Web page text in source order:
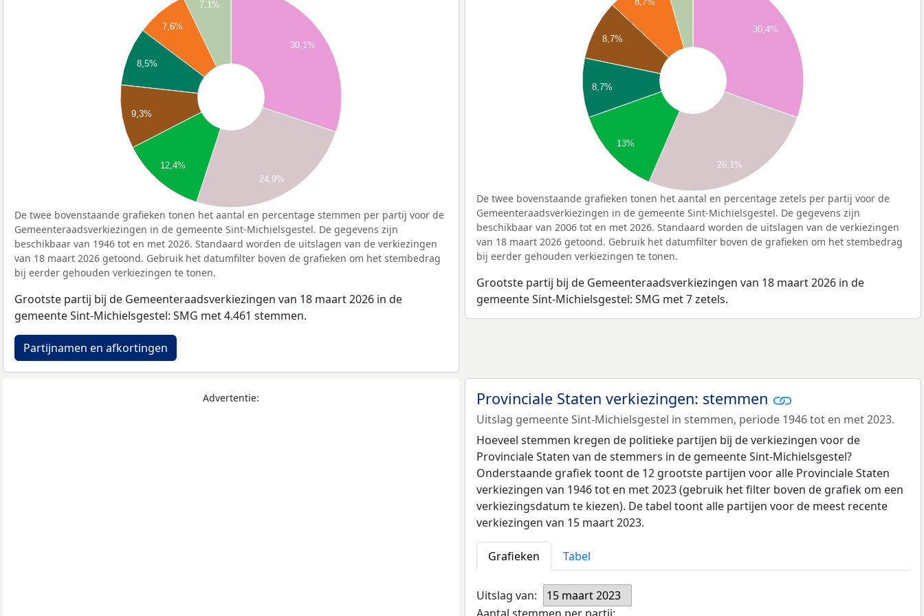
30,1%
7,1%
7,6%
8,5%
9,3%
12,4%
24,9%
De twee bovenstaande grafieken tonen het aantal en percentage stemmen per partij voor de
Gemeenteraadsverkiezingen in de gemeente Sint-Michielsgestel. De gegevens zijn
beschikbaar van 1946 tot en met 2026. Standaard worden de uitslagen van de verkiezingen
van 18 maart 2026 getoond. Gebruik het datumfilter boven de grafieken om het stembedrag
bij eerder gehouden verkiezingen te tonen.
Grootste partij bij de Gemeenteraadsverkiezingen van 18 maart 2026 in de
gemeente Sint-Michielsgestel: SMG met 4.461 stemmen.
Partijnamen en afkortingen
30,4%
8,7%
8,7%
13%
26,1%
De twee bovenstaande grafieken tonen het aantal en percentage zetels per partij voor de
Gemeenteraadsverkiezingen in de gemeente Sint-Michielsgestel. De gegevens zijn
beschikbaar van 2006 tot en met 2026. Standaard worden de uitslagen van de verkiezingen
van 18 maart 2026 getoond. Gebruik het datumfilter boven de grafieken om het stembedrag
bij eerder gehouden verkiezingen te tonen.
Grootste partij bij de Gemeenteraadsverkiezingen van 18 maart 2026 in de
gemeente Sint-Michielsgestel: SMG met 7 zetels.
Advertentie: Provinciale Staten verkiezingen: stemmen
Uitslag gemeente Sint-Michielsgestel in stemmen, periode 1946 tot en met 2023.
Hoeveel stemmen kregen de politieke partijen bij de verkiezingen voor de
Provinciale Staten van de stemmers in de gemeente Sint-Michielsgestel?
Onderstaande grafiek toont de 12 grootste partijen voor alle Provinciale Staten
verkiezingen van 1946 tot en met 2023 (gebruik het filter boven de grafiek om een
verkiezingsdatum te kiezen). De tabel toont alle partijen voor de meest recente
verkiezingen van 15 maart 2023.
Grafieken Tabel
Uitslag van:
15 maart 2023